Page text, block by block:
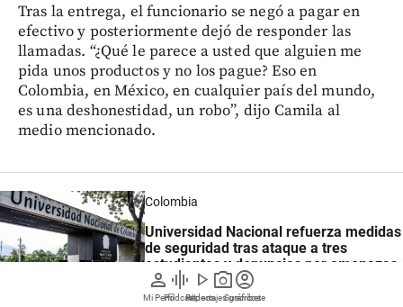
person
Mi Perfil
graphic_eq
Pódcast
play_arrow
Videos
photo_camera
Reportajes gráficos
account_circle
Suscríbete
Tras la entrega, el funcionario se negó a pagar en
efectivo y posteriormente dejó de responder las
llamadas. “¿Qué le parece a usted que alguien me
pida unos productos y no los pague? Eso en
Colombia, en México, en cualquier país del mundo,
es una deshonestidad, un robo”, dijo Camila al
medio mencionado.
Colombia
Universidad Nacional refuerza medidas
de seguridad tras ataque a tres
estudiantes y denuncias por amenazas